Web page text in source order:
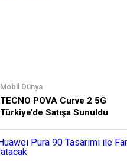
Mobil Dünya
TECNO POVA Curve 2 5G
Türkiye’de Satışa Sunuldu